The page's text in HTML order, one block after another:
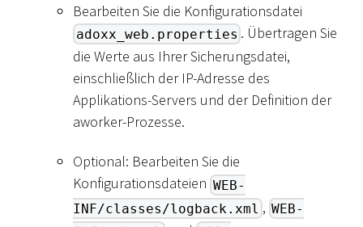
Bearbeiten Sie die Konfigurationsdatei
adoxx_web.properties . Übertragen Sie
die Werte aus Ihrer Sicherungsdatei,
einschließlich der IP-Adresse des
Applikations-Servers und der Definition der
aworker-Prozesse.
Optional: Bearbeiten Sie die
Konfigurationsdateien WEB-
INF/classes/logback.xml , WEB-